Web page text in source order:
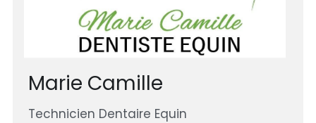
Marie Camille
Technicien Dentaire Equin